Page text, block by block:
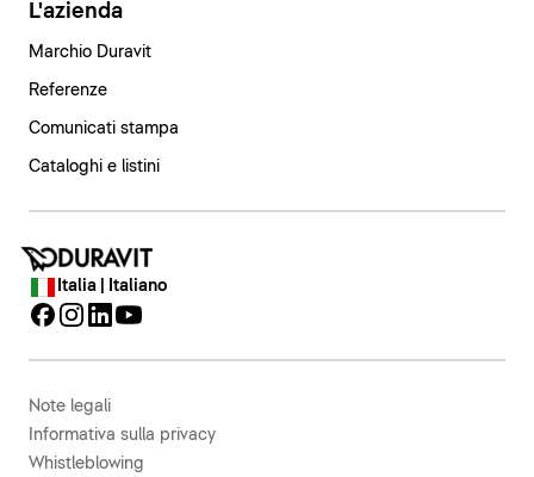
L'azienda
Marchio Duravit
Referenze
Comunicati stampa
Cataloghi e listini
Italia | Italiano
Note legali
Informativa sulla privacy
Whistleblowing